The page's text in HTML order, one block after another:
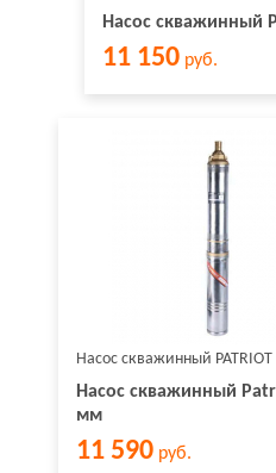
Насос скважинный
11 150 руб.
Насос скважинный
Насос скважинный
мм
11 590 руб.